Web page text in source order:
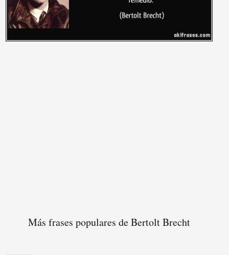
Más frases populares de Bertolt Brecht